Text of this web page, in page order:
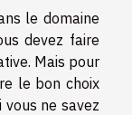
le domaine
devez faire
Mais pour
le bon choix
vous ne savez